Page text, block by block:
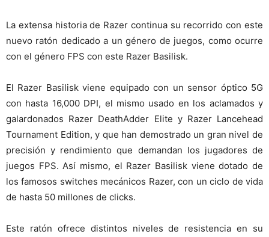
La extensa historia de Razer continua su recorrido con este
nuevo ratón dedicado a un género de juegos, como ocurre
con el género FPS con este Razer Basilisk.
El Razer Basilisk viene equipado con un sensor óptico 5G
con hasta 16,000 DPI, el mismo usado en los aclamados y
galardonados Razer DeathAdder Elite y Razer Lancehead
Tournament Edition, y que han demostrado un gran nivel de
precisión y rendimiento que demandan los jugadores de
juegos FPS. Así mismo, el Razer Basilisk viene dotado de
los famosos switches mecánicos Razer, con un ciclo de vida
de hasta 50 millones de clicks.
Este ratón ofrece distintos niveles de resistencia en su